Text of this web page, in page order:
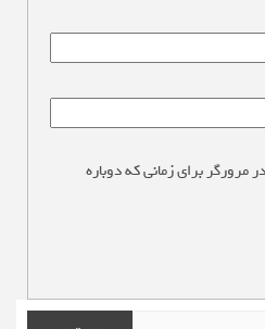
مرورگر برای زمانی که دوباره